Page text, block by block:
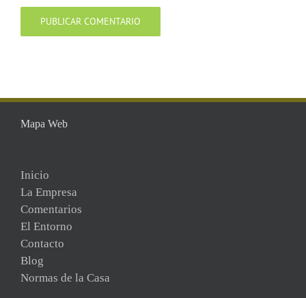
Mapa Web
Inicio
La Empresa
Comentarios
El Entorno
Contacto
Blog
Normas de la Casa